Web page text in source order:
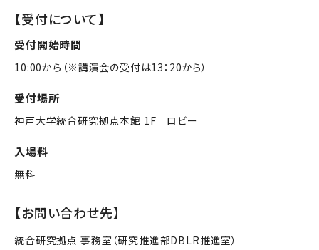
【受付について】
受付開始時間
10:00から（※講演会の受付は13：20から）
受付場所
神戸大学統合研究拠点本館 1F ロビー
入場料
無料
【お問い合わせ先】
統合研究拠点 事務室（研究推進部DBLR推進室）